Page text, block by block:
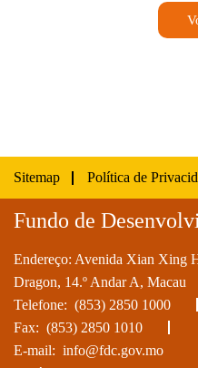
Sitemap Política de
Fundo de
Endereço: Avenida Xian Xing
Dragon, 14.º Andar A, Macau
Telefone: (853) 2850 1000
Fax: (853) 2850 1010
E-mail: info@fdc.gov.mo